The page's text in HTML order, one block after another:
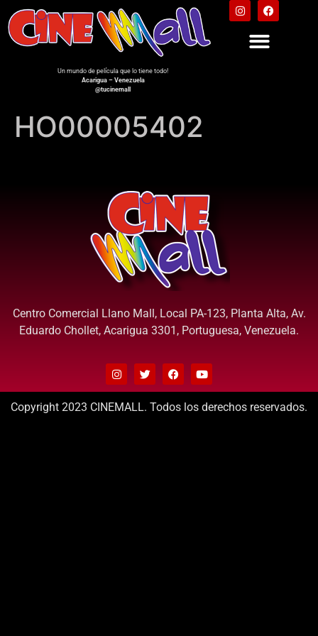
Un mundo de película que lo tiene todo!
Acarigua – Venezuela
@tucinemall
HO00005402
Centro Comercial Llano Mall, Local PA-123, Planta Alta, Av.
Eduardo Chollet, Acarigua 3301, Portuguesa, Venezuela.
Copyright 2023 CINEMALL. Todos los derechos reservados.